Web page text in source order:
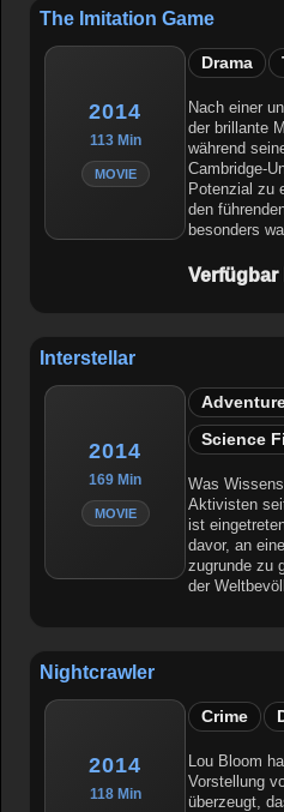
The Imitation Game
2014
113 Min
MOVIE
Drama
Nach einer
der brillante
während
Cambridge-
Potenzial zu
den
besonders
Verfügbar
Interstellar
2014
169 Min
MOVIE
Science
Was
Aktivisten
ist
davor, an
zugrunde zu
der
Nightcrawler
2014
118 Min
Crime
Lou Bloom
Vorstellung
überzeugt,